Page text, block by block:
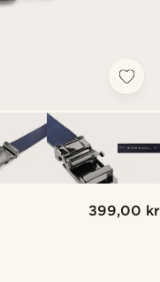
399,00 kr